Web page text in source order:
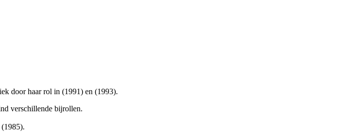
door haar rol in (1991) en (1993).
verschillende bijrollen.
(1985).